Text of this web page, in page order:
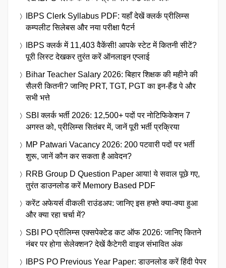
IBPS Clerk Syllabus PDF: यहाँ देखें क्लर्क प्रीलिम्स
कम्पलीट सिलेबस और नया परीक्षा पैटर्न
IBPS क्लर्क में 11,403 वैकेंसी! आपके स्टेट में कितनी सीटें?
पूरी लिस्ट देखकर तुरंत करें ऑनलाइन एप्लाई
Bihar Teacher Salary 2026: बिहार शिक्षक की महीने की
सैलरी कितनी? जानिए PRT, TGT, PGT का इन-हैंड पे और
सभी भत्ते
SBI क्लर्क भर्ती 2026: 12,500+ पदों पर नोटिफिकेशन 7
अगस्त को, प्रीलिम्स सितंबर में, जानें पूरी भर्ती प्रक्रिया
MP Patwari Vacancy 2026: 200 पटवारी पदों पर भर्ती
शुरू, जानें कौन कर सकता है आवेदन?
RRB Group D Question Paper आया! ये सवाल पूछे गए,
तुरंत डाउनलोड करें Memory Based PDF
करेंट अफेयर्स वीकली राउंडअप: जानिए इस हफ्ते क्या-क्या हुआ
और क्या रहा चर्चा में?
SBI PO प्रीलिम्स एक्सपेक्टेड कट ऑफ 2026: जानिए कितने
नंबर पर होगा सेलेक्शन? देखें कैटेगरी वाइज संभावित अंक
IBPS PO Previous Year Paper: डाउनलोड करें हिंदी पेपर